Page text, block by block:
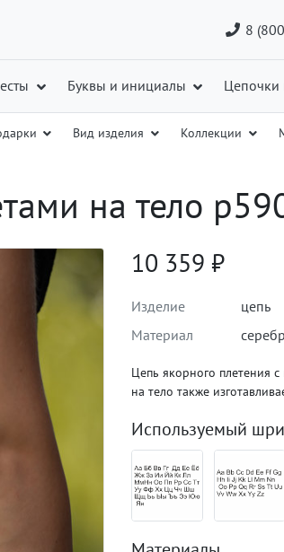
8
Буквы и инициалы Цепочки
Вид изделия Коллекции
на тело
10 359 ₽
Изделие
цепь
Материал
Цепь якорного плетения
на тело также
Используемый